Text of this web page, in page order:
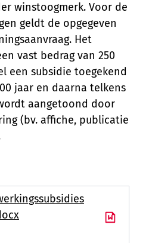
winstoogmerk. Voor de
geldt de opgegeven
Het
vast bedrag van 250
een subsidie toegekend
jaar en daarna telkens
aangetoond door
(bv. affiche, publicatie